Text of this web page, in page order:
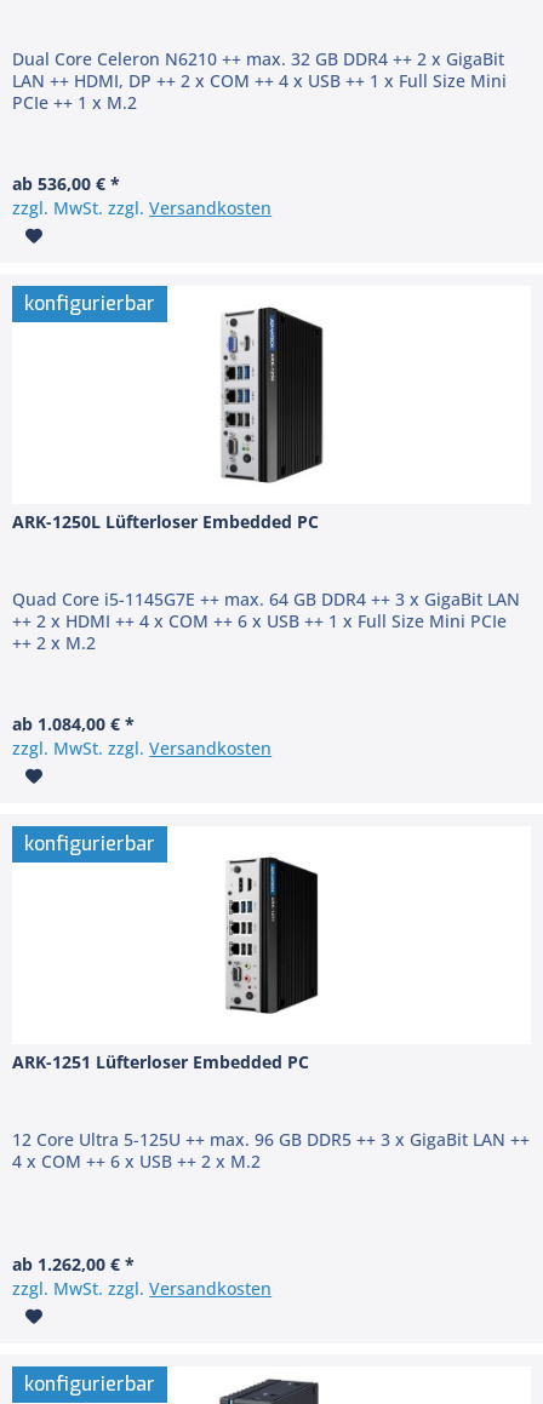
Dual Core Celeron N6210 ++ max. 32 GB DDR4 ++ 2 x GigaBit
LAN ++ HDMI, DP ++ 2 x COM ++ 4 x USB ++ 1 x Full Size Mini
PCIe ++ 1 x M.2
ab 536,00 € *
zzgl. MwSt. zzgl.Versandkosten
konfigurierbar
ARK-1250L Lüfterloser Embedded PC
Quad Core i5-1145G7E ++ max. 64 GB DDR4 ++ 3 x GigaBit LAN
++ 2 x HDMI ++ 4 x COM ++ 6 x USB ++ 1 x Full Size Mini PCIe
++ 2 x M.2
ab 1.084,00 € *
zzgl. MwSt. zzgl.Versandkosten
konfigurierbar
ARK-1251 Lüfterloser Embedded PC
12 Core Ultra 5-125U ++ max. 96 GB DDR5 ++ 3 x GigaBit LAN ++
4 x COM ++ 6 x USB ++ 2 x M.2
ab 1.262,00 € *
zzgl. MwSt. zzgl.Versandkosten
konfigurierbar